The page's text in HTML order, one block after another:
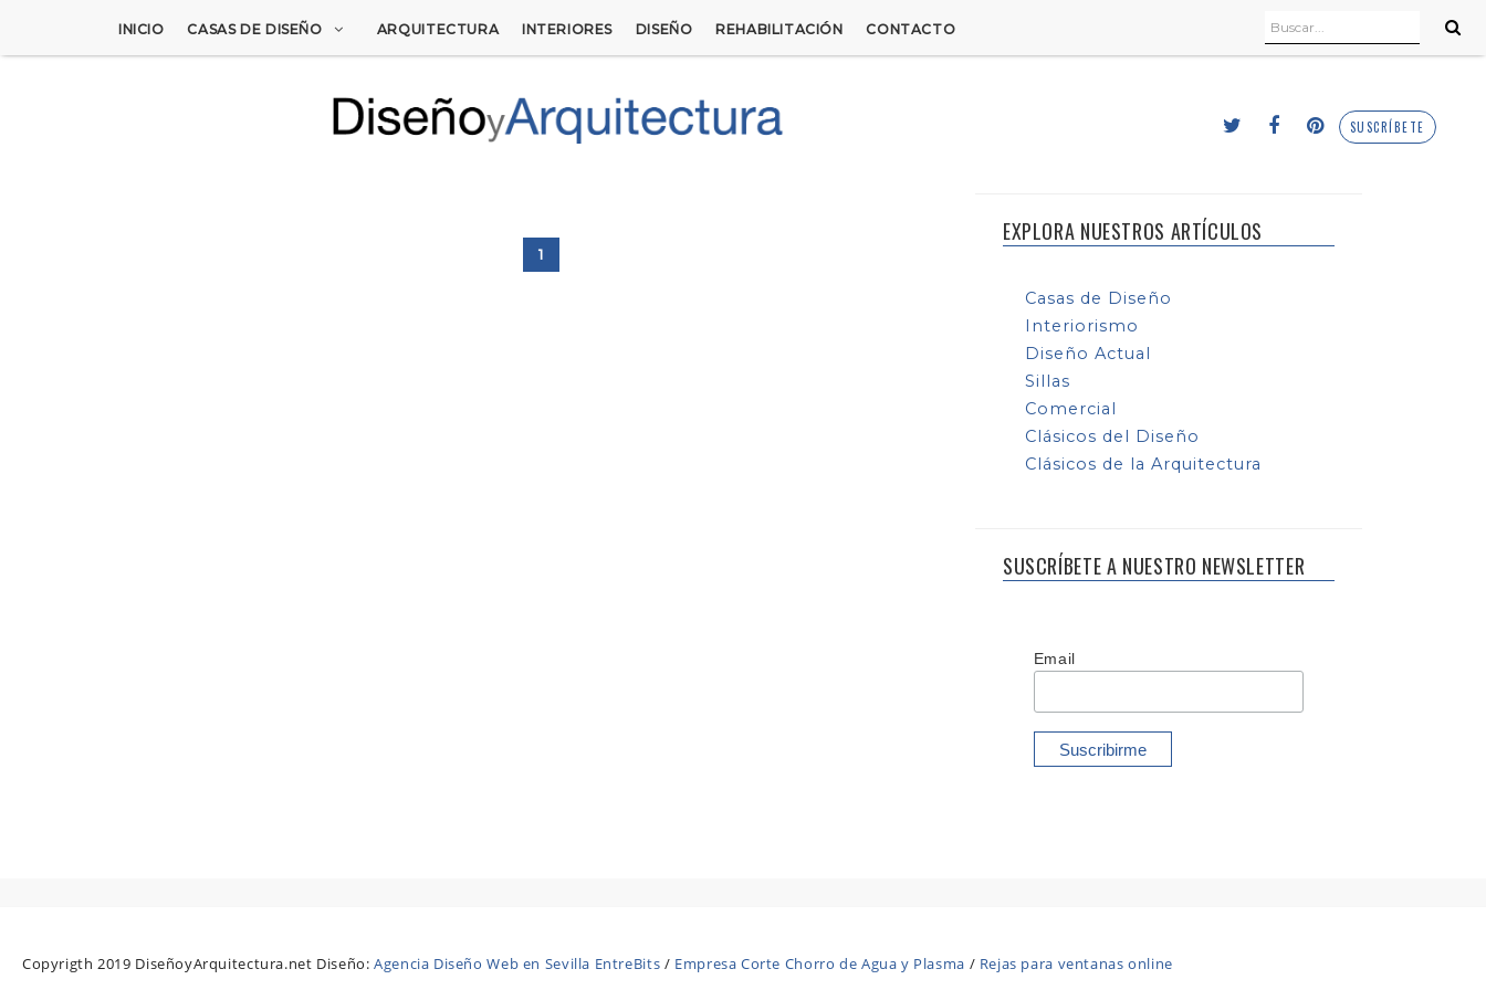
INICIO CASAS DE DISEÑO ARQUITECTURA INTERIORES DISEÑO REHABILITACIÓN CONTACTO
SUSCRÍBETE
1
EXPLORA NUESTROS ARTÍCULOS
Casas de Diseño
Interiorismo
Diseño Actual
Sillas
Comercial
Clásicos del Diseño
Clásicos de la Arquitectura
SUSCRÍBETE A NUESTRO NEWSLETTER
Email
Copyrigth 2019 DiseñoyArquitectura.net Diseño:Agencia Diseño Web en Sevilla EntreBits / Empresa Corte Chorro de Agua y Plasma / Rejas para ventanas online